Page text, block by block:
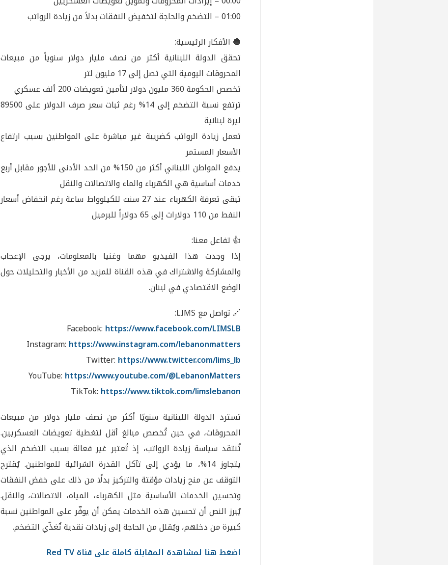
01:00 – التضخم والحاجة لتخفيض النفقات بدلاً من زيادة الرواتب
🔵 الأفكار الرئيسية:
تحقق الدولة اللبنانية أكثر من نصف مليار دولار سنوياً من مبيعات
المحروقات اليومية التي تصل إلى 17 مليون لتر
تخصص الحكومة 360 مليون دولار لتأمين تعويضات 200 ألف عسكري
ترتفع نسبة التضخم إلى 14% رغم ثبات سعر صرف الدولار على 89500
ليرة لبنانية
تعمل زيادة الرواتب كضريبة غير مباشرة على المواطنين بسبب ارتفاع
الأسعار المستمر
يدفع المواطن اللبناني أكثر من 150% من الحد الأدنى للأجور مقابل أربع
خدمات أساسية هي الكهرباء والماء والاتصالات والنقل
تبقى تعرفة الكهرباء عند 27 سنت للكيلوواط ساعة رغم انخفاض أسعار
النفط من 110 دولارات إلى 65 دولاراً للبرميل
👍 تفاعل معنا:
إذا وجدت هذا الفيديو مهما وغنيا بالمعلومات، يرجى الإعجاب
والمشاركة والاشتراك في هذه القناة للمزيد من الأخبار والتحليلات حول
الوضع الاقتصادي في لبنان.
🔗 تواصل مع LIMS:
Facebook: https://www.facebook.com/LIMSLB
Instagram: https://www.instagram.com/lebanonmatters
Twitter: https://www.twitter.com/lims_lb
YouTube: https://www.youtube.com/@LebanonMatters
TikTok: https://www.tiktok.com/limslebanon
تسترد الدولة اللبنانية سنويًا أكثر من نصف مليار دولار من مبيعات
المحروقات، في حين تُخصص مبالغ أقل لتغطية تعويضات العسكريين.
تُنتقد سياسة زيادة الرواتب، إذ تُعتبر غير فعالة بسبب التضخم الذي
يتجاوز 14%، ما يؤدي إلى تآكل القدرة الشرائية للمواطنين. يُقترح
التوقف عن منح زيادات مؤقتة والتركيز بدلًا من ذلك على خفض النفقات
وتحسين الخدمات الأساسية مثل الكهرباء، المياه، الاتصالات، والنقل.
يُبرز النص أن تحسين هذه الخدمات يمكن أن يوفّر على المواطنين نسبة
كبيرة من دخلهم، ويُقلل من الحاجة إلى زيادات نقدية تُغذّي التضخم.
اضغط هنا لمشاهدة المقابلة كاملة على قناة Red TV